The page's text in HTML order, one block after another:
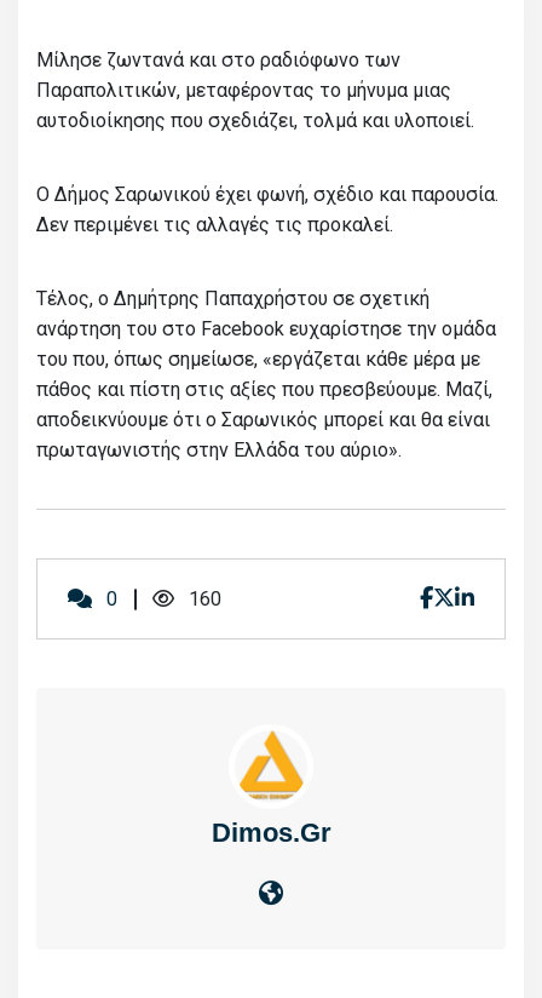
Μίλησε ζωντανά και στο ραδιόφωνο των
Παραπολιτικών, μεταφέροντας το μήνυμα μιας
αυτοδιοίκησης που σχεδιάζει, τολμά και υλοποιεί.
Ο Δήμος Σαρωνικού έχει φωνή, σχέδιο και παρουσία.
Δεν περιμένει τις αλλαγές τις προκαλεί.
Τέλος, ο Δημήτρης Παπαχρήστου σε σχετική
ανάρτηση του στο Facebook ευχαρίστησε την ομάδα
του που, όπως σημείωσε, «εργάζεται κάθε μέρα με
πάθος και πίστη στις αξίες που πρεσβεύουμε. Μαζί,
αποδεικνύουμε ότι ο Σαρωνικός μπορεί και θα είναι
πρωταγωνιστής στην Ελλάδα του αύριο».
0 160
Dimos.gr